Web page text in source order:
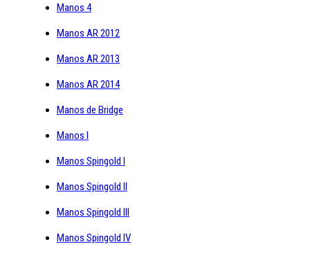
Manos 4
Manos AR 2012
Manos AR 2013
Manos AR 2014
Manos de Bridge
Manos I
Manos Spingold I
Manos Spingold II
Manos Spingold III
Manos Spingold IV